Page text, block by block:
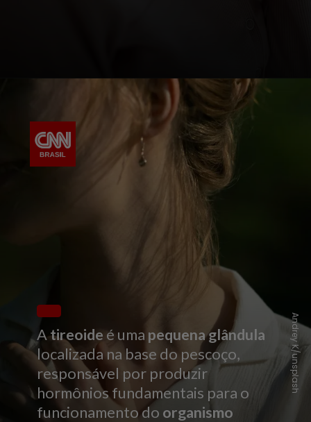
Atireoideé uma pequena glândula
localizada na base do pescoço,
responsável por produzir
hormônios fundamentais para o
funcionamento do organismo
Andrey K/unsplash